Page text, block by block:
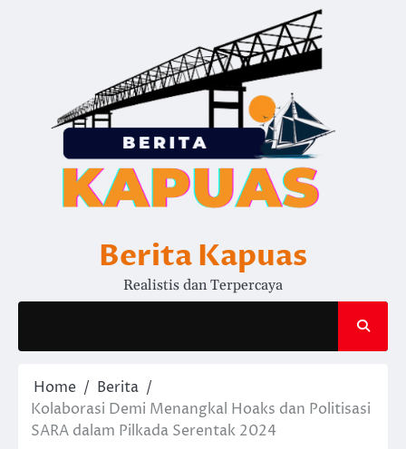
Berita Kapuas
Realistis dan Terpercaya
Home
Berita
Kolaborasi Demi Menangkal Hoaks dan Politisasi
SARA dalam Pilkada Serentak 2024